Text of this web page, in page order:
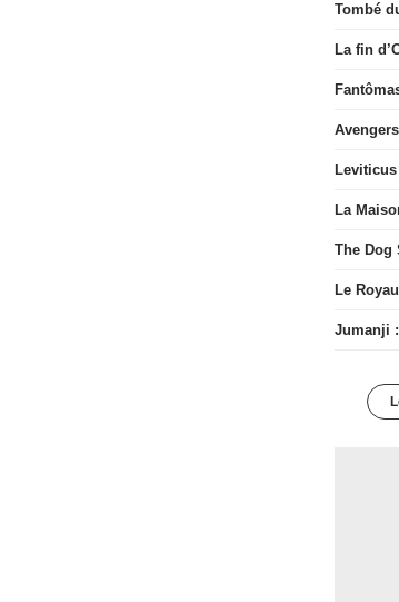
Tombé
La fin
Leviticus
La
The Dog
Le
Jumanji